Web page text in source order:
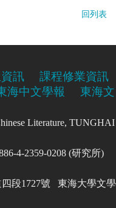
回列表
訊
課程修業資訊
海中文學報
東海文
Literature, TUNGHAI
4-2359-0208 (研究所)
四段1727號 東海大學文學